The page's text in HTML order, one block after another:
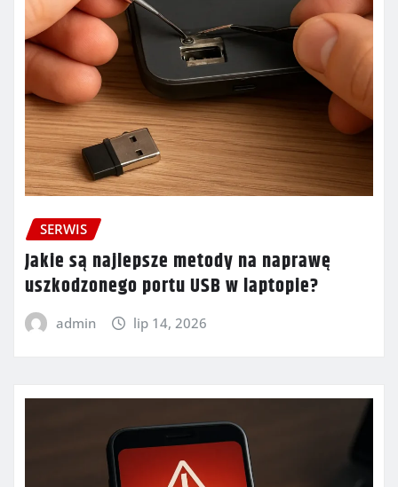
SERWIS
Jakie są najlepsze metody na naprawę
uszkodzonego portu USB w laptopie?
admin lip 14, 2026